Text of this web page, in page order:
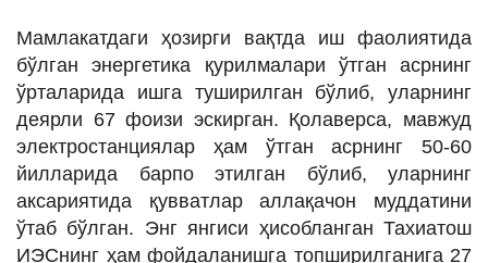
Мамлакатдаги ҳозирги вақтда иш фаолиятида
бўлган энергетика қурилмалари ўтган асрнинг
ўрталарида ишга туширилган бўлиб, уларнинг
деярли 67 фоизи эскирган. Қолаверса, мавжуд
электростанциялар ҳам ўтган асрнинг 50-60
йилларида барпо этилган бўлиб, уларнинг
аксариятида қувватлар аллақачон муддатини
ўтаб бўлган. Энг янгиси ҳисобланган Тахиатош
ИЭСнинг ҳам фойдаланишга топширилганига 27